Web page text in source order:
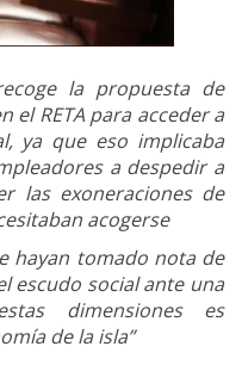
la propuesta de
el RETA para acceder a
ya que eso implicaba
a despedir a
las exoneraciones de
acogerse
hayan tomado nota de
escudo social ante una
dimensiones es
de la isla”